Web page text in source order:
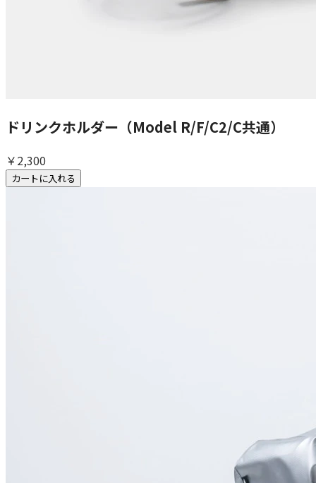
ドリンクホルダー（Model R/F/C2/C共通）
￥2,300
カートに入れる